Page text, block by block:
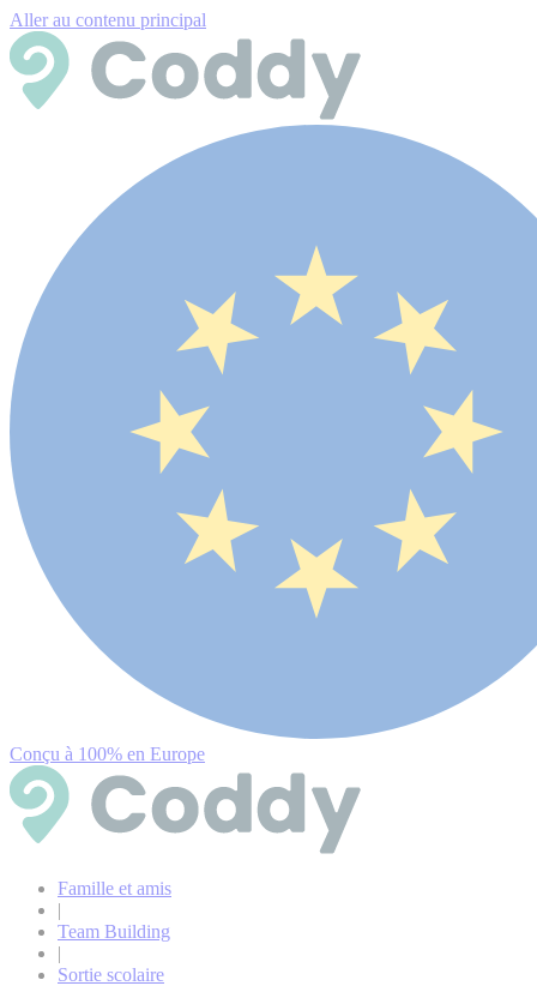
Aller au contenu principal
Conçu à 100% en Europe
Famille et amis
|
Team Building
|
Sortie scolaire